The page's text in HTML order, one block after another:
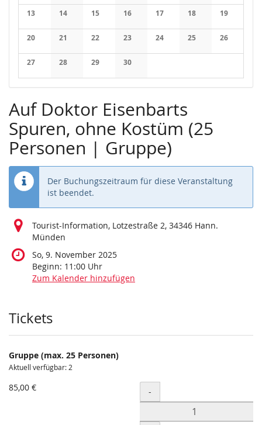
Keine Veranstaltungen
Keine Veranstaltungen
Keine Veranstaltungen
Keine Veranstaltungen
Keine Veranstaltungen
Keine Keine
13
Keine Veranstaltungen
14
Keine Veranstaltungen
15
Keine Veranstaltungen
16
Keine Veranstaltungen
17
Keine Veranstaltungen
18
Keine
19
Keine
20
Keine Veranstaltungen
21
Keine Veranstaltungen
22
Keine Veranstaltungen
23
Keine Veranstaltungen
24
Keine Veranstaltungen
25
Keine
26
Keine
27
Keine Veranstaltungen
28
Keine Veranstaltungen
29
Keine Veranstaltungen
30
Keine Veranstaltungen
Auf Doktor Eisenbarts
Spuren, ohne Kostüm (25
Personen | Gruppe)
Der Buchungszeitraum für diese Veranstaltung
ist beendet.
Tourist-Information, Lotzestraße 2, 34346 Hann.
Münden
So, 9. November 2025
Beginn: 11:00 Uhr
Zum Kalender hinzufügen
Produkte
Tickets
Gruppe (max. 25 Personen)
Aktuell verfügbar: 2
85,00 € Menge
-